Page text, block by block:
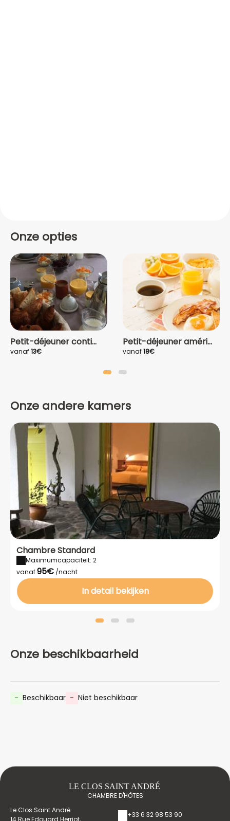
Onze opties
Petit-déjeuner conti...
vanaf13€
Petit-déjeuner améri...
vanaf18€
Onze andere kamers
Chambre Standard
Maximumcapaciteit: 2
vanaf95€ /nacht
In detail bekijken
Onze beschikbaarheid
- Beschikbaar - Niet beschikbaar
LE CLOS SAINT ANDRÉ
CHAMBRE D'HÔTES
Le Clos Saint André
14 Rue Edouard Herriot,
+33 6 32 98 53 90